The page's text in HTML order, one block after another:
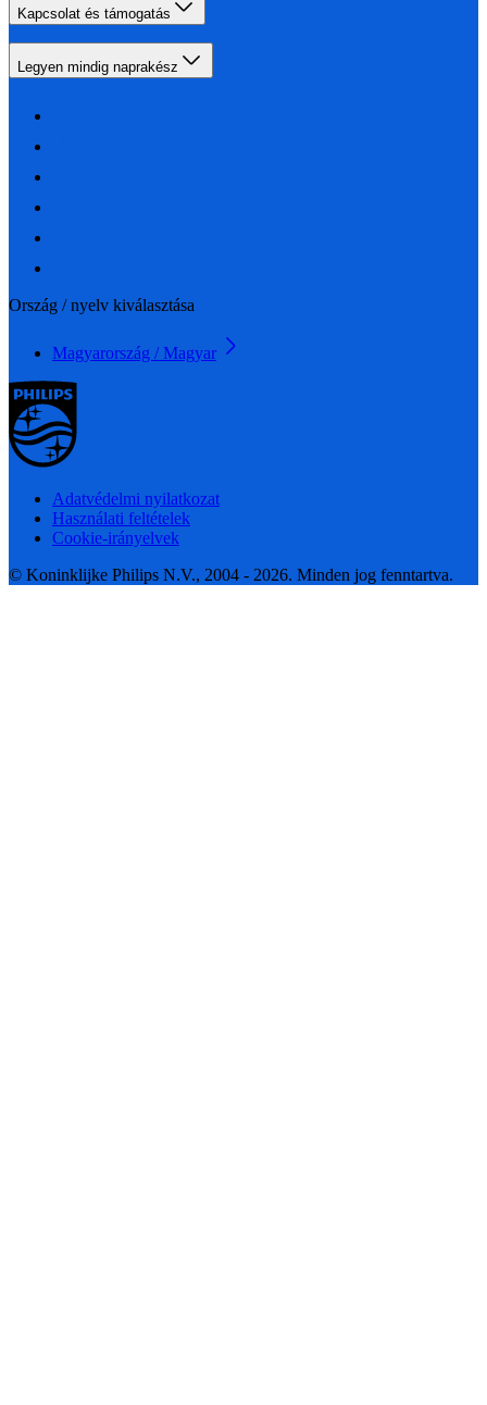
Kapcsolat és támogatás
Legyen mindig naprakész
Ország / nyelv kiválasztása
Magyarország / Magyar
Adatvédelmi nyilatkozat
Használati feltételek
Cookie-irányelvek
© Koninklijke Philips N.V., 2004 - 2026. Minden jog fenntartva.